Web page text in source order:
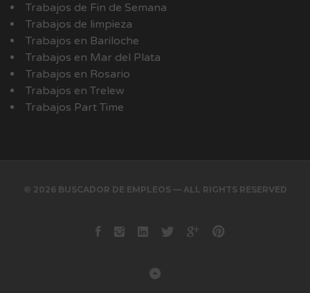
Trabajos de Fin de Semana
Trabajos de limpieza
Trabajos en Bariloche
Trabajos en Mar del Plata
Trabajos en Rosario
Trabajos en Trelew
Trabajos Part Time
© 2026 BUSCADOR DE EMPLEOS — ALL RIGHTS RESERVED
Facebook
instagram
LinkedinTwitterGoogle+